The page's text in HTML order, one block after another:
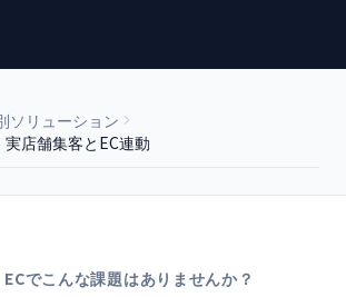
ソリューション
店舗集客とEC連動
でこんな課題はありませんか？